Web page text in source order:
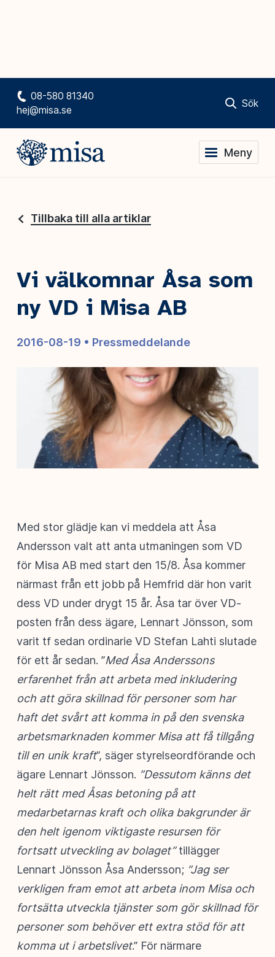
08-580 81340
hej@misa.se
Sök
Meny
Tillbaka till alla artiklar
Vi välkomnar Åsa som
ny VD i Misa AB
2016-08-19 • Pressmeddelande
Med stor glädje kan vi meddela att Åsa
Andersson valt att anta utmaningen som VD
för Misa AB med start den 15/8. Åsa kommer
närmast från ett jobb på Hemfrid där hon varit
dess VD under drygt 15 år. Åsa tar över VD-
posten från dess ägare, Lennart Jönsson, som
varit tf sedan ordinarie VD Stefan Lahti slutade
för ett år sedan. ”Med Åsa Anderssons
erfarenhet från att arbeta med inkludering
och att göra skillnad för personer som har
haft det svårt att komma in på den svenska
arbetsmarknaden kommer Misa att få tillgång
till en unik kraft”, säger styrelseordförande och
ägare Lennart Jönsson. ”Dessutom känns det
helt rätt med Åsas betoning på att
medarbetarnas kraft och olika bakgrunder är
den helt igenom viktigaste resursen för
fortsatt utveckling av bolaget”tillägger
Lennart Jönsson Åsa Andersson; ”Jag ser
verkligen fram emot att arbeta inom Misa och
fortsätta utveckla tjänster som gör skillnad för
personer som behöver ett extra stöd för att
komma ut i arbetslivet.” För närmare